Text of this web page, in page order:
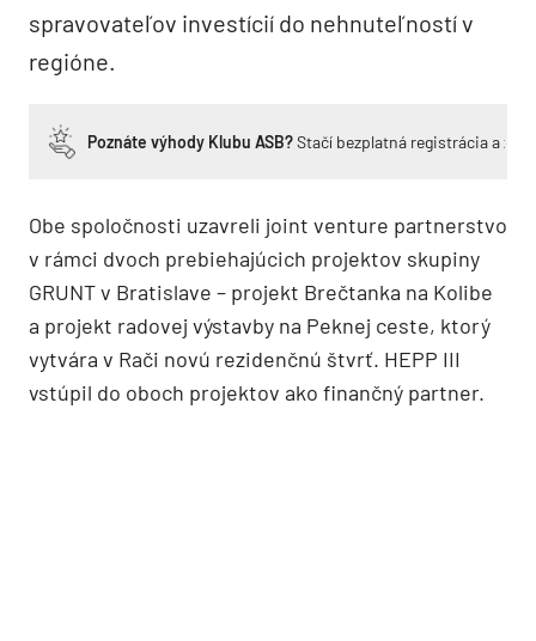
spravovateľov investícií do nehnuteľností v
regióne.
Poznáte výhody Klubu ASB?Stačí bezplatná registrácia a
Obe spoločnosti uzavreli joint venture partnerstvo
v rámci dvoch prebiehajúcich projektov skupiny
GRUNT v Bratislave – projekt Brečtanka na Kolibe
a projekt radovej výstavby na Peknej ceste, ktorý
vytvára v Rači novú rezidenčnú štvrť. HEPP III
vstúpil do oboch projektov ako finančný partner.